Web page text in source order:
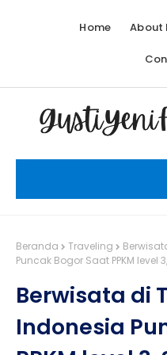
Home About
Beranda Traveling
Puncak Bogor Saat PPKM
Berwisata di
Indonesia